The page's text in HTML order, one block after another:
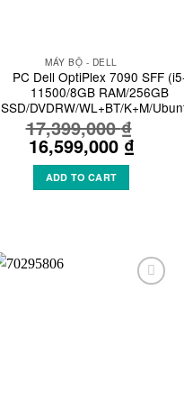
MÁY BỘ - DELL
PC Dell OptiPlex 7090 SFF
11500/8GB RAM/256GB
SSD/DVDRW/WL+BT/K+M/
17,399,000₫
Original
price
was:
17,399,000 ₫.
16,599,000₫
price
ADD TO CART